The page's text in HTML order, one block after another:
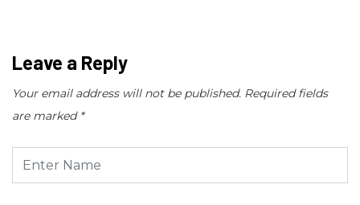
Leave a Reply
Your email address will not be published. Required fields
are marked *